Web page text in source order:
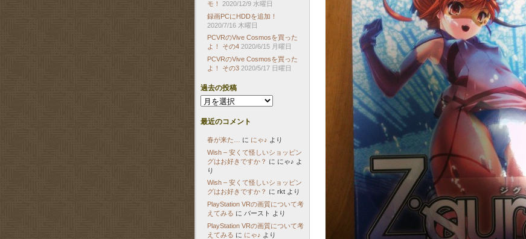
モ！
2020/12/9 水曜日
録画PCにHDDを追加！
2020/7/16 木曜日
PCVRのVive Cosmosを買った
よ！ その4 2020/6/15 月曜日
PCVRのVive Cosmosを買った
よ！ その3 2020/5/17 日曜日
過去の投稿
過
去
の
投
最近のコメント
春が来た… に にゃ♪ より
Wish – 安くて怪しいショッピン
グはお好きですか？ に にゃ♪ よ
り
Wish – 安くて怪しいショッピン
グはお好きですか？ にrkt より
PlayStation VRの画質について考
えてみる に バースト より
PlayStation VRの画質について考
えてみる に にゃ♪ より